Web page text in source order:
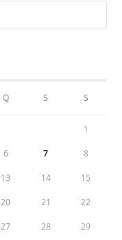
Q S S
1
6 7 8
13 14 15
20 21 22
27 28 29